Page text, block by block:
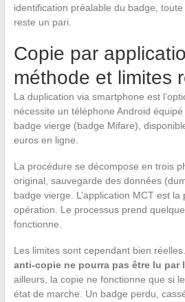
identification préalable du badge,
reste un pari.
Copie par
méthode et limites
La duplication via smartphone est
nécessite un téléphone Android équipé
badge vierge (badge Mifare),
euros en ligne.
La procédure se décompose en trois
original, sauvegarde des données
badge vierge. L’application MCT est
opération. Le processus prend
fonctionne.
Les limites sont cependant bien réelles.
anti-copie ne pourra pas être lu par
ailleurs, la copie ne fonctionne que si
état de marche. Un badge perdu,